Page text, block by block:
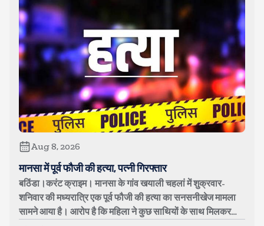
Aug 8, 2026
मानसा में पूर्व फौजी की हत्या, पत्नी गिरफ्तार
बठिंडा।करंट क्राइम। मानसा के गांव खयाली चहलां में शुक्रवार-
शनिवार की मध्यरात्रि एक पूर्व फौजी की हत्या का सनसनीखेज मामला
सामने आया है। आरोप है कि महिला ने कुछ साथियों के साथ मिलकर